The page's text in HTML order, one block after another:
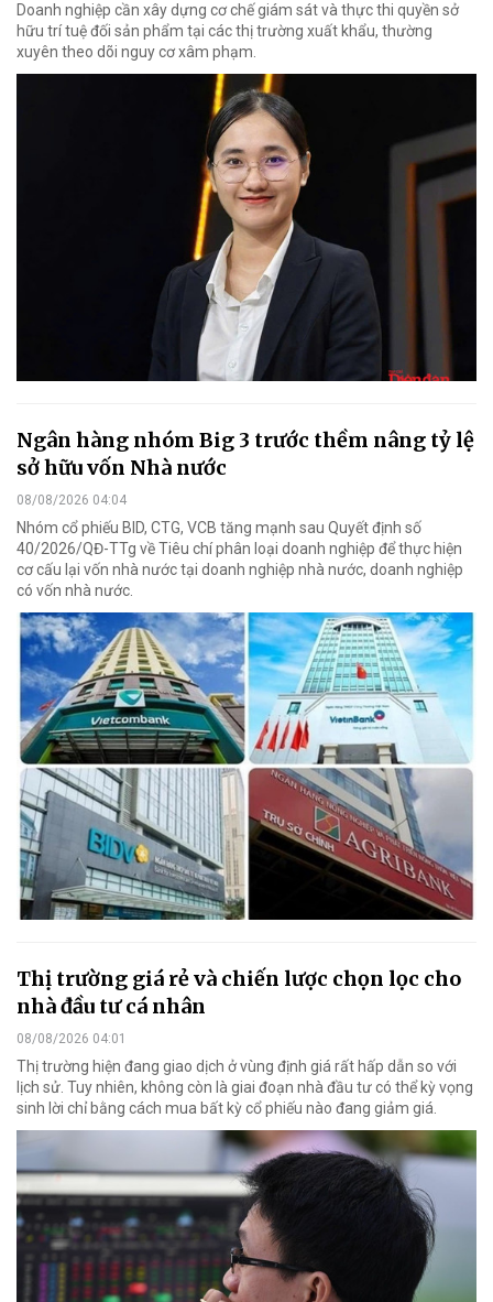
Doanh nghiệp cần xây dựng cơ chế giám sát và thực thi quyền sở
hữu trí tuệ đối sản phẩm tại các thị trường xuất khẩu, thường
xuyên theo dõi nguy cơ xâm phạm.
Ngân hàng nhóm Big 3 trước thềm nâng tỷ lệ
sở hữu vốn Nhà nước
08/08/2026 04:04
Nhóm cổ phiếu BID, CTG, VCB tăng mạnh sau Quyết định số
40/2026/QĐ-TTg về Tiêu chí phân loại doanh nghiệp để thực hiện
cơ cấu lại vốn nhà nước tại doanh nghiệp nhà nước, doanh nghiệp
có vốn nhà nước.
Thị trường giá rẻ và chiến lược chọn lọc cho
nhà đầu tư cá nhân
08/08/2026 04:01
Thị trường hiện đang giao dịch ở vùng định giá rất hấp dẫn so với
lịch sử. Tuy nhiên, không còn là giai đoạn nhà đầu tư có thể kỳ vọng
sinh lời chỉ bằng cách mua bất kỳ cổ phiếu nào đang giảm giá.